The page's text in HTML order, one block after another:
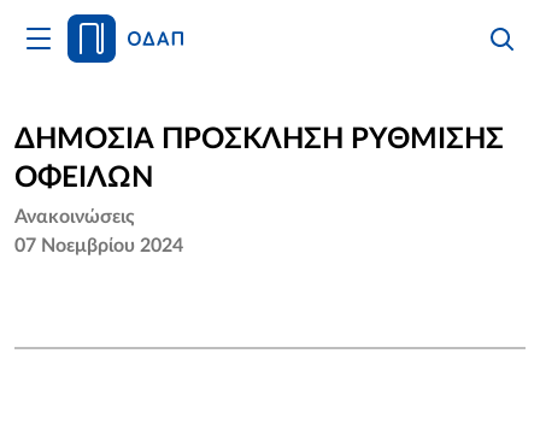
Άνοιγμα
Κυρίως
Αρχική
Οργανισμός
Υπηρεσίες
ΔΗΜΟΣΙΑ ΠΡΟΣΚΛΗΣΗ ΡΥΘΜΙΣΗΣ
ΟΦΕΙΛΩΝ
Ανακοινώσεις
07 Νοεμβρίου 2024